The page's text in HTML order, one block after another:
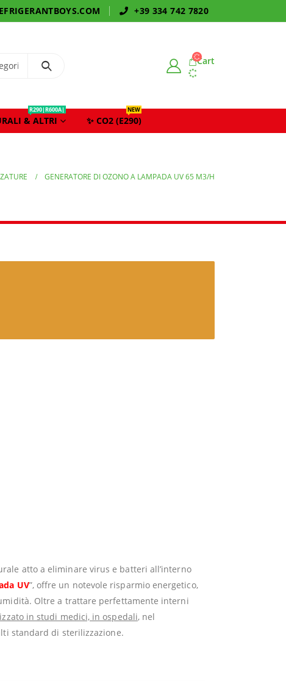
+39 334 742 7820
Cart
& ALTRI
R290|R600A|
✨ CO2 (E290)
NEW
GENERATORE DI OZONO A LAMPADA UV 65 M3/H
atto a eliminare virus e batteri all’interno
UV”, offre un notevole risparmio energetico,
Oltre a trattare perfettamente interni
in studi medici, in ospedali, nel
standard di sterilizzazione.